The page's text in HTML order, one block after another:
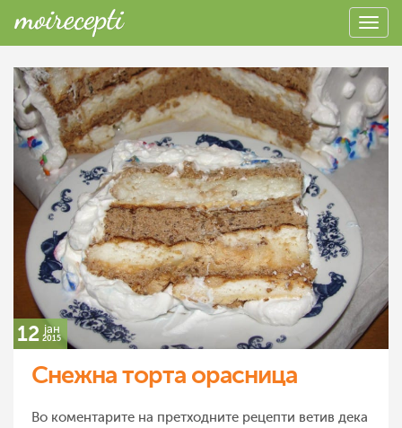
12 јан
2015
Снежна торта орасница
Во коментарите на претходните рецепти ветив дека